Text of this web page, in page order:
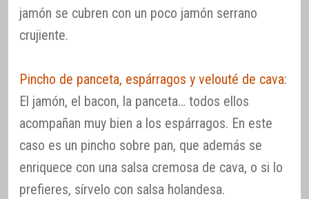
jamón se cubren con un poco jamón serrano
crujiente.
Pincho de panceta, espárragos y velouté de cava:
El jamón, el bacon, la panceta… todos ellos
acompañan muy bien a los espárragos. En este
caso es un pincho sobre pan, que además se
enriquece con una salsa cremosa de cava, o si lo
prefieres, sírvelo con salsa holandesa.